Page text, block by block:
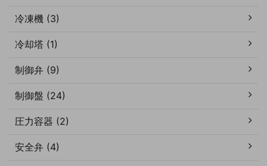
冷凍機 (3)
冷却塔 (1)
制御弁 (9)
制御盤 (24)
圧力容器 (2)
安全弁 (4)